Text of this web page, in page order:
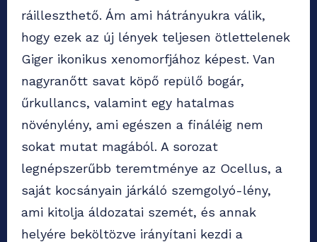
ráilleszthető. Ám ami hátrányukra válik,
hogy ezek az új lények teljesen ötlettelenek
Giger ikonikus xenomorfjához képest. Van
nagyranőtt savat köpő repülő bogár,
űrkullancs, valamint egy hatalmas
növénylény, ami egészen a fináléig nem
sokat mutat magából. A sorozat
legnépszerűbb teremtménye az Ocellus, a
saját kocsányain járkáló szemgolyó-lény,
ami kitolja áldozatai szemét, és annak
helyére beköltözve irányítani kezdi a